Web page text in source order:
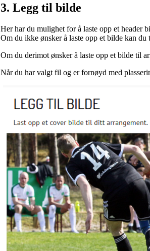
3. Legg til bilde
Her har du mulighet for å laste opp et header
Om du ikke ønsker å laste opp et bilde kan du
Om du derimot ønsker å laste opp et bilde til
Når du har valgt fil og er fornøyd med